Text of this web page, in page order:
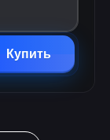
Купить